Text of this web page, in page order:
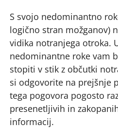
S svojo nedominantno
logično stran možganov)
vidika notranjega otroka.
nedominantne roke vam
stopiti v stik z občutki
si odgovorite na prejšnje
tega pogovora pogosto
presenetljivih in
informacij.